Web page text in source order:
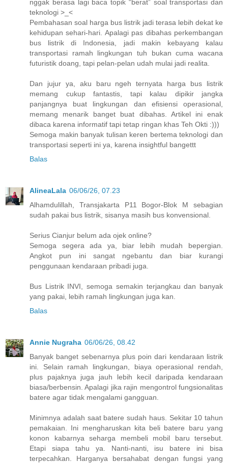
nggak berasa lagi baca topik “berat” soal transportasi dan
teknologi >_<
Pembahasan soal harga bus listrik jadi terasa lebih dekat ke
kehidupan sehari-hari. Apalagi pas dibahas perkembangan
bus listrik di Indonesia, jadi makin kebayang kalau
transportasi ramah lingkungan tuh bukan cuma wacana
futuristik doang, tapi pelan-pelan udah mulai jadi realita.
Dan jujur ya, aku baru ngeh ternyata harga bus listrik
memang cukup fantastis, tapi kalau dipikir jangka
panjangnya buat lingkungan dan efisiensi operasional,
memang menarik banget buat dibahas. Artikel ini enak
dibaca karena informatif tapi tetap ringan khas Teh Okti :)))
Semoga makin banyak tulisan keren bertema teknologi dan
transportasi seperti ini ya, karena insightful bangettt
Balas
AlineaLala 06/06/26, 07.23
Alhamdulillah, Transjakarta P11 Bogor-Blok M sebagian
sudah pakai bus listrik, sisanya masih bus konvensional.
Serius Cianjur belum ada ojek online?
Semoga segera ada ya, biar lebih mudah bepergian.
Angkot pun ini sangat ngebantu dan biar kurangi
penggunaan kendaraan pribadi juga.
Bus Listrik INVI, semoga semakin terjangkau dan banyak
yang pakai, lebih ramah lingkungan juga kan.
Balas
Annie Nugraha 06/06/26, 08.42
Banyak banget sebenarnya plus poin dari kendaraan listrik
ini. Selain ramah lingkungan, biaya operasional rendah,
plus pajaknya juga jauh lebih kecil daripada kendaraan
biasa/berbensin. Apalagi jika rajin mengontrol fungsionalitas
batere agar tidak mengalami gangguan.
Minimnya adalah saat batere sudah haus. Sekitar 10 tahun
pemakaian. Ini mengharuskan kita beli batere baru yang
konon kabarnya seharga membeli mobil baru tersebut.
Etapi siapa tahu ya. Nanti-nanti, isu batere ini bisa
terpecahkan. Harganya bersahabat dengan fungsi yang